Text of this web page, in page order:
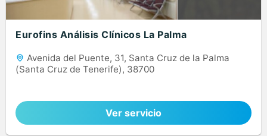
Eurofins Análisis Clínicos La Palma
Avenida del Puente, 31, Santa Cruz de la Palma
(Santa Cruz de Tenerife), 38700
Ver servicio